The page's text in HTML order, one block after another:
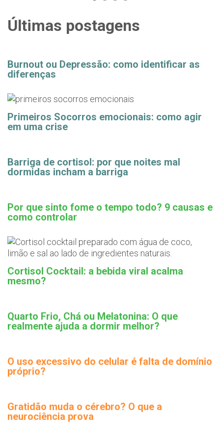
Últimas postagens
Burnout ou Depressão: como identificar as
diferenças
Primeiros Socorros emocionais: como agir
em uma crise
Barriga de cortisol: por que noites mal
dormidas incham a barriga
Por que sinto fome o tempo todo? 9 causas e
como controlar
Cortisol Cocktail: a bebida viral acalma
mesmo?
Quarto Frio, Chá ou Melatonina: O que
realmente ajuda a dormir melhor?
O uso excessivo do celular é falta de domínio
próprio?
Gratidão muda o cérebro? O que a
neurociência prova